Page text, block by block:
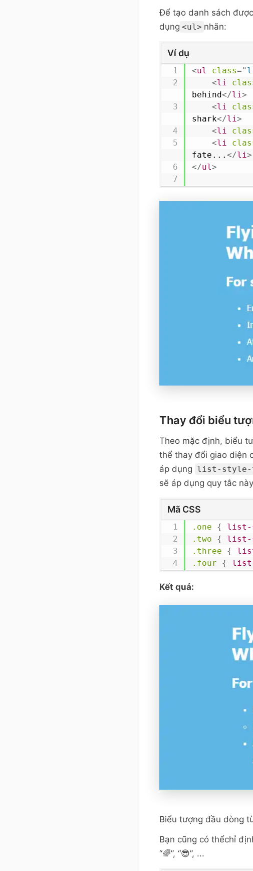
Để tạo danh sách
dụng <ul> nhãn:
Ví dụ
<ul class="
<li
behind</li>
<li
shark</li>
<li
<li
fate... </li>
</ul>
Thay đổi biểu
Theo mặc định, biểu
thể thay đổi giao diện
áp dụng list-style-
sẽ áp dụng quy tắc
Mã CSS
.one { list-
.two
{ list-
.three
{
.four
{
Kết quả:
Biểu tượng đầu dòng
Bạn cũng có thểchỉ
“🌈”, “😎”, ...